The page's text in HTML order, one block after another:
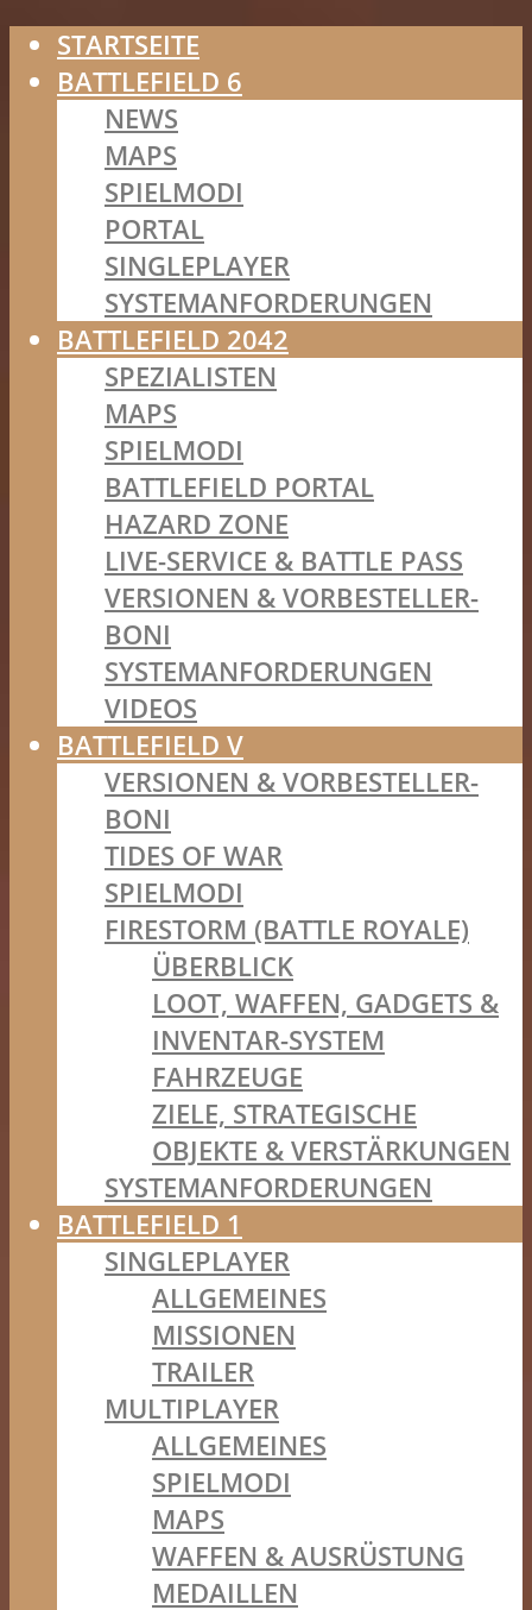
STARTSEITE
BATTLEFIELD 6
NEWS
MAPS
SPIELMODI
PORTAL
SINGLEPLAYER
SYSTEMANFORDERUNGEN
BATTLEFIELD 2042
SPEZIALISTEN
MAPS
SPIELMODI
BATTLEFIELD PORTAL
HAZARD ZONE
LIVE-SERVICE & BATTLE PASS
VERSIONEN & VORBESTELLER-
BONI
SYSTEMANFORDERUNGEN
VIDEOS
BATTLEFIELD V
VERSIONEN & VORBESTELLER-
BONI
TIDES OF WAR
SPIELMODI
FIRESTORM (BATTLE ROYALE)
ÜBERBLICK
LOOT, WAFFEN, GADGETS &
INVENTAR-SYSTEM
FAHRZEUGE
ZIELE, STRATEGISCHE
OBJEKTE & VERSTÄRKUNGEN
SYSTEMANFORDERUNGEN
BATTLEFIELD 1
SINGLEPLAYER
ALLGEMEINES
MISSIONEN
TRAILER
MULTIPLAYER
ALLGEMEINES
SPIELMODI
MAPS
WAFFEN & AUSRÜSTUNG
MEDAILLEN